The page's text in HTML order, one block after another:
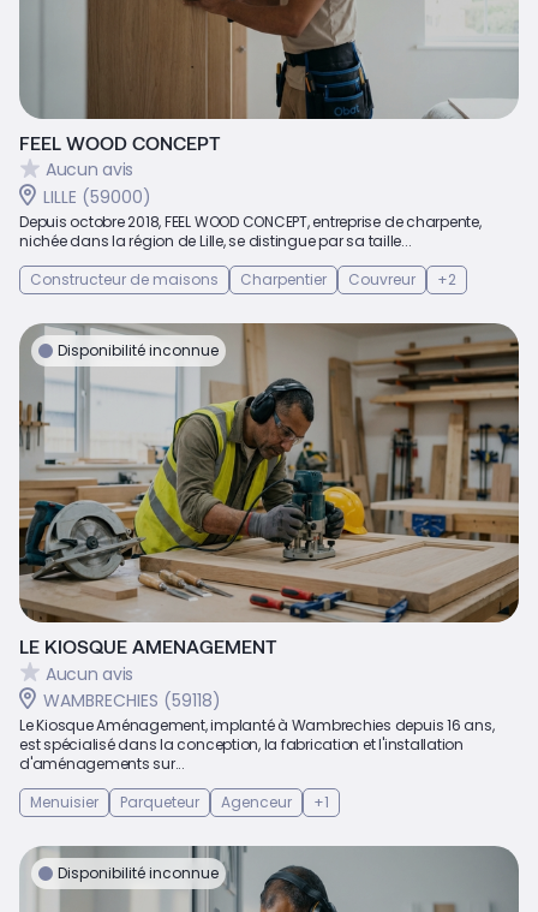
FEEL WOOD CONCEPT
Aucun avis
LILLE (59000)
Depuis octobre 2018, FEEL WOOD CONCEPT, entreprise de charpente,
nichée dans la région de Lille, se distingue par sa taille...
Constructeur de maisons
Charpentier Couvreur +2
Disponibilité inconnue
LE KIOSQUE AMENAGEMENT
Aucun avis
WAMBRECHIES (59118)
Le Kiosque Aménagement, implanté à Wambrechies depuis 16 ans,
est spécialisé dans la conception, la fabrication et l'installation
d'aménagements sur...
Menuisier
Parqueteur Agenceur +1
Disponibilité inconnue